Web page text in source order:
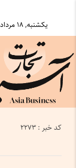
یکشنبه, ۱۸ مرداد , ۱۴۰۵
کد خبر : 2273